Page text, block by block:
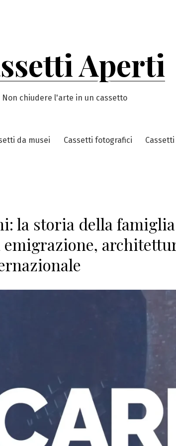
Aperti
Non chiudere l'arte in un cassetto
da musei Cassetti fotografici
la storia della famiglia